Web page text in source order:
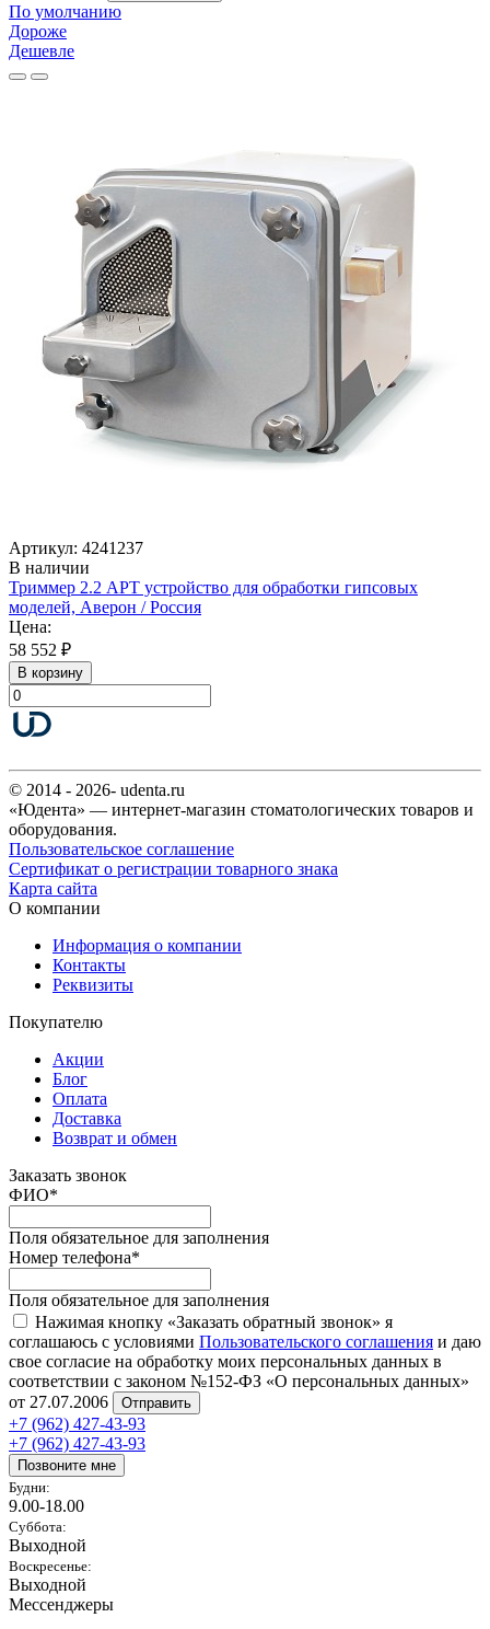
По умолчанию
Дороже
Дешевле
Артикул: 4241237
В наличии
Триммер 2.2 АРТ устройство для обработки гипсовых
моделей, Аверон / Россия
Цена:
58 552 ₽
В корзину
© 2014 - 2026- udenta.ru
«Юдента» — интернет-магазин стоматологических товаров и
оборудования.
Пользовательское соглашение
Сертификат о регистрации товарного знака
Карта сайта
О компании
Информация о компании
Контакты
Реквизиты
Покупателю
Акции
Блог
Оплата
Доставка
Возврат и обмен
Заказать звонок
ФИО*
Поля обязательное для заполнения
Номер телефона*
Поля обязательное для заполнения
Нажимая кнопку «Заказать обратный звонок» я
соглашаюсь с условиями Пользовательского соглашения и даю
свое согласие на обработку моих персональных данных в
соответствии с законом №152-ФЗ «О персональных данных»
от 27.07.2006
Отправить
+7 (962) 427-43-93
+7 (962) 427-43-93
Позвоните мне
Будни:
9.00-18.00
Суббота:
Выходной
Воскресенье:
Выходной
Мессенджеры